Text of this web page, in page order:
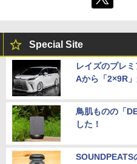
Special Site
レイズのプレ
Aから「2×9R」
鳥肌ものの「
した！
SOUNDPEATS